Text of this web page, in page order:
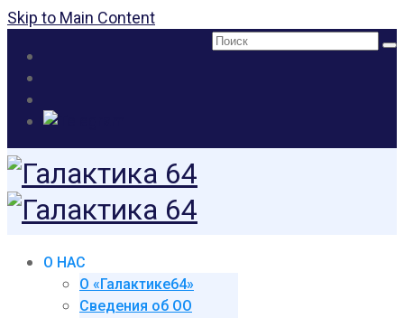
Skip to Main Content
Поиск:
О НАС
О «Галактике64»
Сведения об ОО